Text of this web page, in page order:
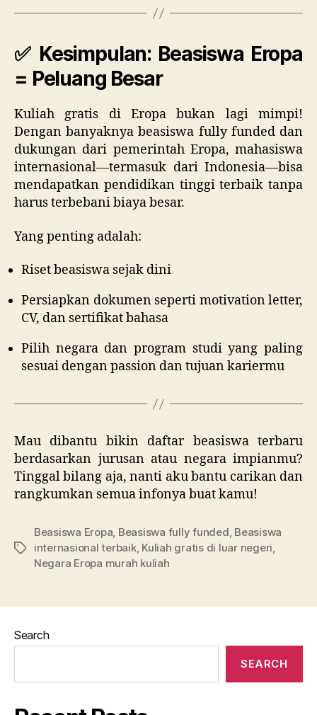
✅ Kesimpulan: Beasiswa Eropa
= Peluang Besar
Kuliah gratis di Eropa bukan lagi mimpi!
Dengan banyaknya beasiswa fully funded dan
dukungan dari pemerintah Eropa, mahasiswa
internasional—termasuk dari Indonesia—bisa
mendapatkan pendidikan tinggi terbaik tanpa
harus terbebani biaya besar.
Yang penting adalah:
Riset beasiswa sejak dini
Persiapkan dokumen seperti motivation letter,
CV, dan sertifikat bahasa
Pilih negara dan program studi yang paling
sesuai dengan passion dan tujuan kariermu
Mau dibantu bikin daftar beasiswa terbaru
berdasarkan jurusan atau negara impianmu?
Tinggal bilang aja, nanti aku bantu carikan dan
rangkumkan semua infonya buat kamu!
Tags
Beasiswa Eropa, Beasiswa fully funded, Beasiswa
internasional terbaik, Kuliah gratis di luar negeri,
Negara Eropa murah kuliah
Search
SEARCH